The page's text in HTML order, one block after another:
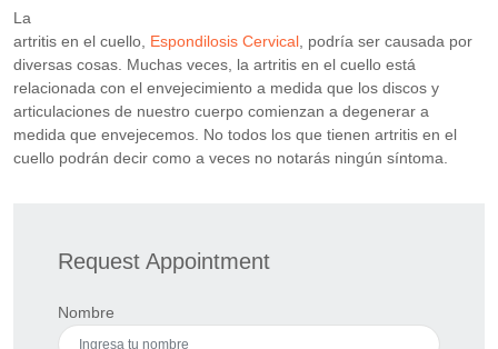
La
artritis en el cuello, Espondilosis Cervical , podría ser causada por
diversas cosas. Muchas veces, la artritis en el cuello está
relacionada con el envejecimiento a medida que los discos y
articulaciones de nuestro cuerpo comienzan a degenerar a
medida que envejecemos. No todos los que tienen artritis en el
cuello podrán decir como a veces no notarás ningún síntoma.
Request Appointment
Nombre